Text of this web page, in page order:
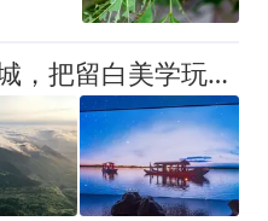
长在古文里的江西小城，把留白美学玩明白了